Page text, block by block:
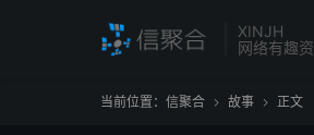
XINJH
网络有趣
当前位置： 信聚合  故事  正文